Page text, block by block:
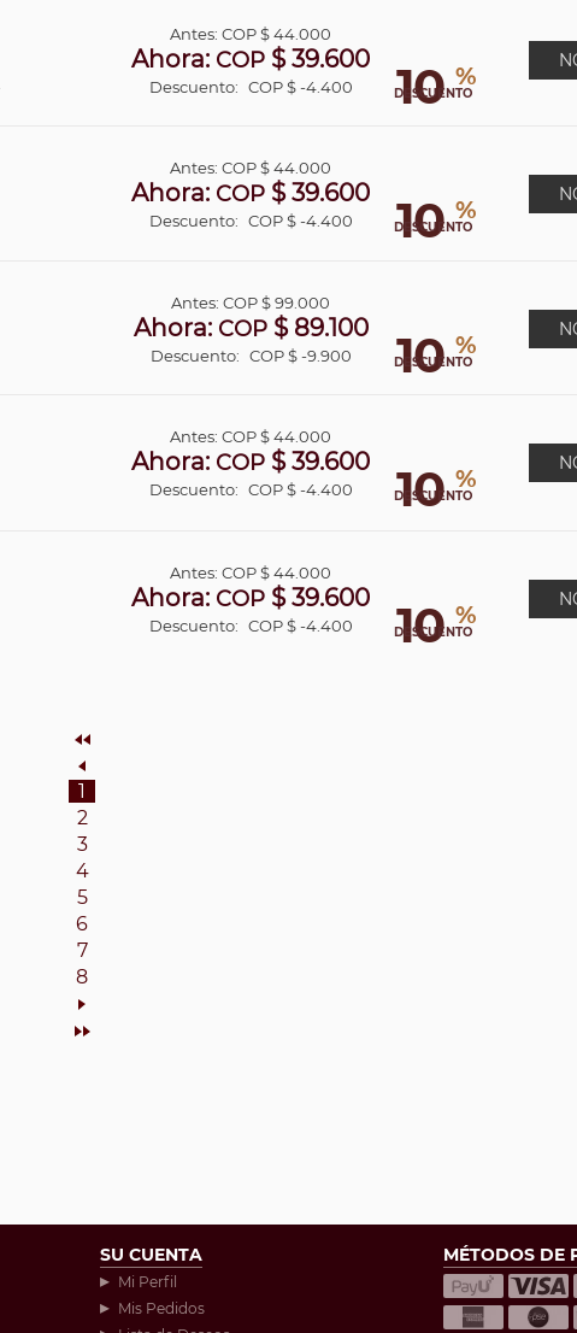
10 %
DESCUENTO
Antes:COP$ 44.000
Ahora: COP $ 39.600
Descuento: COP $ -4.400
10 %
DESCUENTO
Antes:COP$ 44.000
Ahora: COP $ 39.600
Descuento: COP $ -4.400
10 %
DESCUENTO
Antes:COP$ 99.000
Ahora: COP$ 89.100
Descuento: COP $ -9.900
10 %
DESCUENTO
Antes:COP$ 44.000
Ahora: COP $ 39.600
Descuento: COP $ -4.400
10 %
DESCUENTO
Antes:COP$ 44.000
Ahora: COP $ 39.600
Descuento: COP $ -4.400
Inicio
Anterior
1
2
3
4
5
6
7
8
Siguiente
Final
SU CUENTA
Mi Perfil
Mis Pedidos
MÉTODOS DE